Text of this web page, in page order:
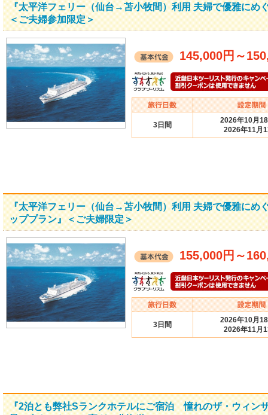
『太平洋フェリー（仙台→苫小牧間）利用 夫婦で優雅にめ
＜ご夫婦参加限定＞
145,000円 ～
3日間
2026年10月
2026年11月
『太平洋フェリー（仙台→苫小牧間）利用 夫婦で優雅にめ
ッププラン』＜ご夫婦限定＞
155,000円 ～
3日間
2026年10月
2026年11月
『2泊とも弊社Sランクホテルにご宿泊 憧れのザ・ウィン